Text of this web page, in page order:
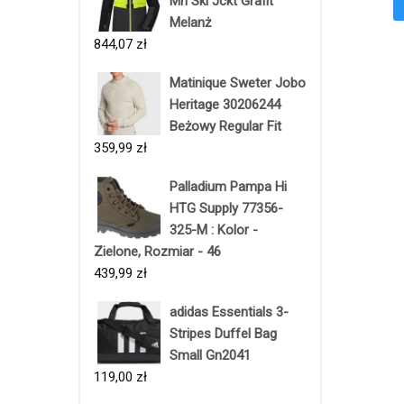
Melanż
844,07 zł
Matinique Sweter Jobo
Heritage 30206244
Beżowy Regular Fit
359,99 zł
Palladium Pampa Hi
HTG Supply 77356-
325-M : Kolor -
Zielone, Rozmiar - 46
439,99 zł
adidas Essentials 3-
Stripes Duffel Bag
Small Gn2041
119,00 zł